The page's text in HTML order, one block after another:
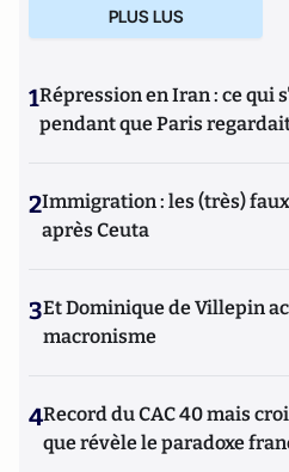
PLUS LUS
1Répression en Iran : ce qui
pendant que Paris
2Immigration : les (très)
après Ceuta
3Et Dominique de Villepin
macronisme
4Record du CAC 40 mais
que révèle le paradoxe